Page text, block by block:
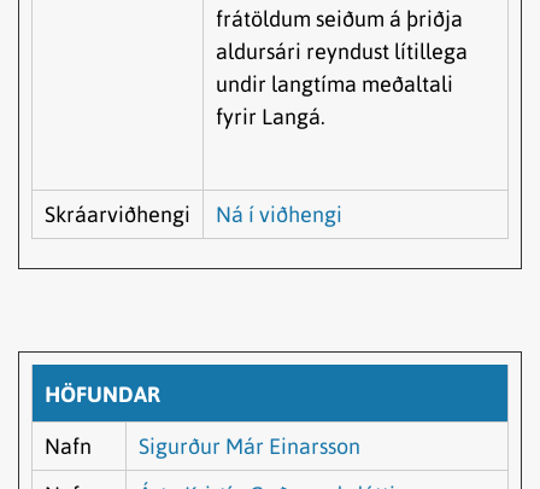
frátöldum seiðum á þriðja
aldursári reyndust lítillega
undir langtíma meðaltali
fyrir Langá.
Skráarviðhengi Ná í viðhengi
HÖFUNDAR
Nafn
Sigurður Már Einarsson